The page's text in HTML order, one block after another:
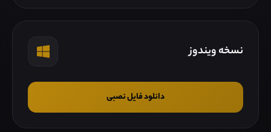
نسخه ویندوز
دانلود فایل نصبی